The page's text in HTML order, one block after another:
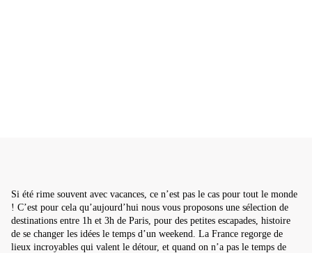
Si été rime souvent avec vacances, ce n’est pas le cas pour tout le monde
! C’est pour cela qu’aujourd’hui nous vous proposons une sélection de
destinations entre 1h et 3h de Paris, pour des petites escapades, histoire
de se changer les idées le temps d’un weekend. La France regorge de
lieux incroyables qui valent le détour, et quand on n’a pas le temps de